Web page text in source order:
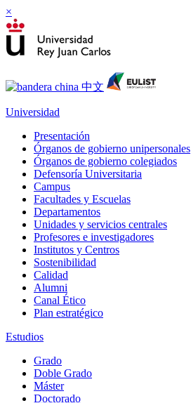
×
Universidad
Presentación
Órganos de gobierno unipersonales
Órganos de gobierno colegiados
Defensoría Universitaria
Campus
Facultades y Escuelas
Departamentos
Unidades y servicios centrales
Profesores e investigadores
Institutos y Centros
Sostenibilidad
Calidad
Alumni
Canal Ético
Plan estratégico
Estudios
Grado
Doble Grado
Máster
Doctorado